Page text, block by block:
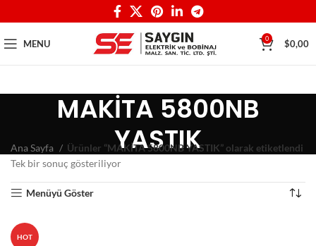
MENU 0 $0,00
MAKİTA 5800NB
YASTIK
Ana Sayfa
Ürünler “MAKİTA 5800NB YASTIK” olarak etiketlendi
Tek bir sonuç gösteriliyor
Menüyü Göster
HOT